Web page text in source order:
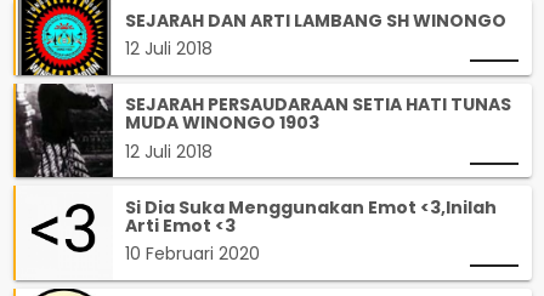
SEJARAH DAN ARTI LAMBANG SH WINONGO
12 Juli 2018
SEJARAH PERSAUDARAAN SETIA HATI TUNAS
MUDA WINONGO 1903
12 Juli 2018
Si Dia Suka Menggunakan Emot <3,Inilah
Arti Emot <3
10 Februari 2020